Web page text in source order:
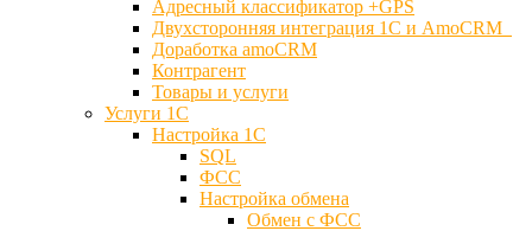
Адресный классификатор +GPS
Двухсторонняя интеграция 1С и AmoCRM
Доработка amoCRM
Контрагент
Товары и услуги
Услуги 1С
Настройка 1С
SQL
ФСС
Настройка обмена
Обмен с ФСС